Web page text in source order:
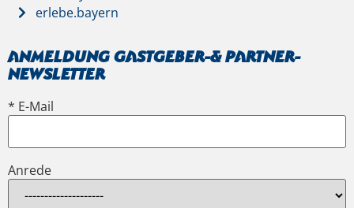
erlebe.bayern
Anmeldung Gastgeber-& Partner-
Newsletter
* E-Mail
Anrede